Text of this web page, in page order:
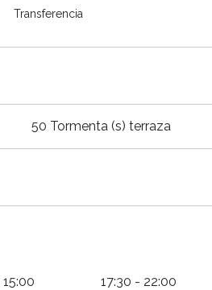
Transferencia
50 Tormenta (s) terraza
2026
17:30 - 22:00